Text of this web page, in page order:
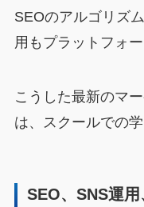
SEOのアルゴリズ
用もプラットフォ
こうした最新のマ
は、スクールでの
SEO、SNS運